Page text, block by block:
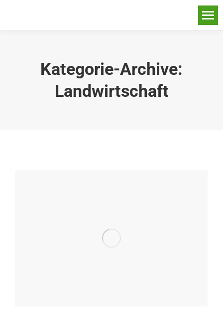
Kategorie-Archive:
Landwirtschaft